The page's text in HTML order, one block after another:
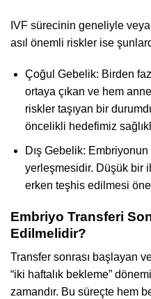
IVF sürecinin geneliyle
asıl önemli riskler ise
Çoğul Gebelik: Birden
ortaya çıkan ve hem
riskler taşıyan bir
öncelikli hedefimiz
Dış Gebelik: Embriyonun
yerleşmesidir. Düşük bir
erken teşhis edilmesi
Embriyo Transferi
Edilmelidir?
Transfer sonrası başlayan
“iki haftalık bekleme”
zamandır. Bu süreçte hem